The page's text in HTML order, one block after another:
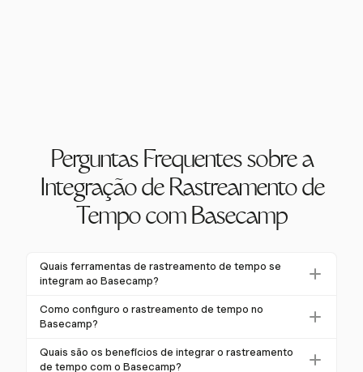
Perguntas Frequentes sobre a
Integração de Rastreamento de
Tempo com Basecamp
Quais ferramentas de rastreamento de tempo se
integram ao Basecamp?
Várias ferramentas de rastreamento de tempo se
integram ao Basecamp, incluindo a Harvest. Essas
Basecamp ao adicionar recursos robustos de
Como configuro o rastreamento de tempo no
Basecamp?
Para configurar o rastreamento de tempo no
Basecamp, escolha um serviço compatível como a
Quais são os benefícios de integrar o rastreamento
de tempo com o Basecamp?